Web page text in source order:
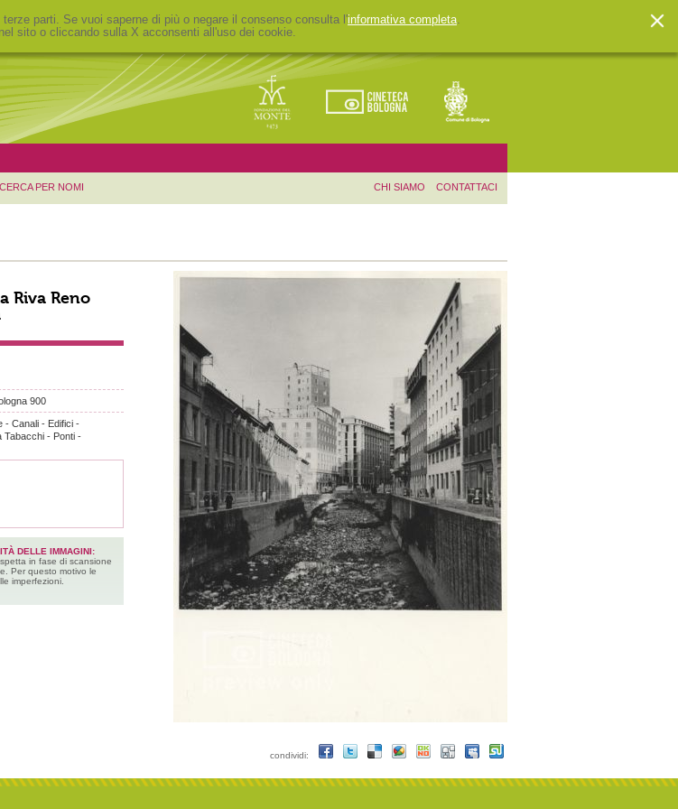
parti. Se vuoi saperne di più o negare il consenso consulta l'informativa completa.
sito o cliccando sulla X acconsenti all'uso dei cookie.
CERCA PER NOMI CHI SIAMO CONTATTACI
Riva Reno
900
- Canali - Edifici -
Tabacchi - Ponti -
DELLE IMMAGINI:
in fase di scansione
Per questo motivo le
imperfezioni.
condividi: